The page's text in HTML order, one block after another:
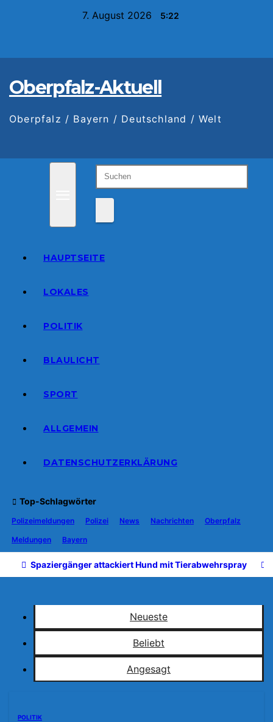
7. August 2026 5:22
Oberpfalz-Aktuell
Oberpfalz / Bayern / Deutschland / Welt
HAUPTSEITE
LOKALES
POLITIK
BLAULICHT
SPORT
ALLGEMEIN
DATENSCHUTZERKLÄRUNG
Top-Schlagwörter
Polizeimeldungen Polizei News Nachrichten Oberpfalz
Meldungen Bayern
Spaziergänger attackiert Hund mit Tierabwehrspray
Neueste
Beliebt
Angesagt
POLITIK